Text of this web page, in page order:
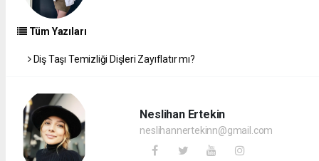
Tüm Yazıları
Diş Taşı Temizliği Dişleri Zayıflatır mı?
Neslihan Ertekin
neslihannertekinn@gmail.com